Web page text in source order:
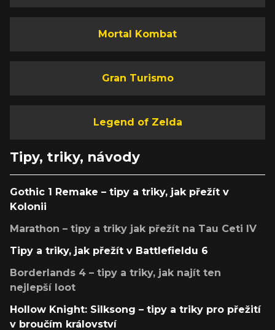
Mortal Kombat
Gran Turismo
Legend of Zelda
Tipy, triky, návody
Gothic 1 Remake – tipy a triky, jak přežít v
Kolonii
Marathon – tipy a triky jak přežít na Tau Ceti IV
Tipy a triky, jak přežít v Battlefieldu 6
Borderlands 4 – tipy a triky, jak najít ten
nejlepší loot
Hollow Knight: Silksong – tipy a triky pro přežití
v broučím království